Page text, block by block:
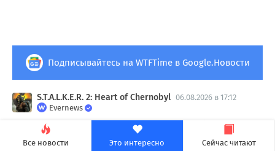
Все новости Это интересно Сейчас читают
Подписывайтесь на WTFTime в Google.Новости
S.T.A.L.K.E.R. 2: Heart of Chernobyl 06.08.2026 в 17:12
Evernews
Прогулка по станции и битвы с